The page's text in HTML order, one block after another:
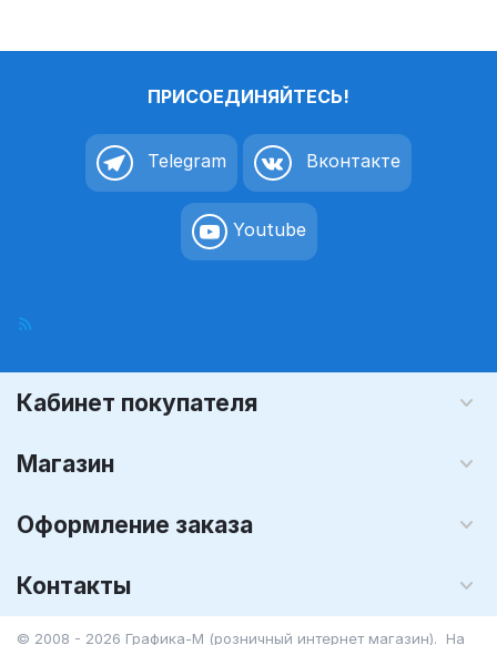
ПРИСОЕДИНЯЙТЕСЬ!
Telegram Вконтакте
Youtube
Кабинет покупателя
Магазин
Оформление заказа
Контакты
© 2008 - 2026 Графика-М (розничный интернет магазин). На